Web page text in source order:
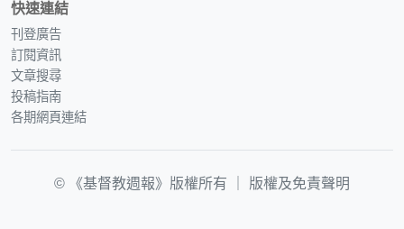
快速連結
刊登廣告
訂閱資訊
文章搜尋
投稿指南
各期網頁連結
© 《基督教週報》版權所有 ｜ 版權及免責聲明